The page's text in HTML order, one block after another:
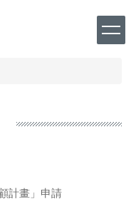
計畫」申請